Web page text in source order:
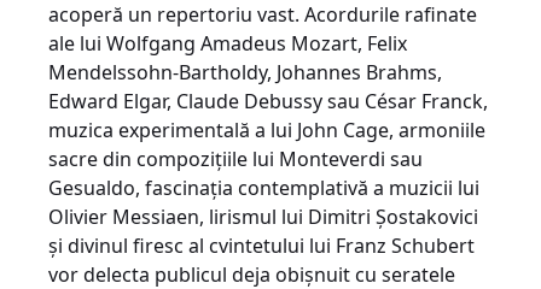
acoperă un repertoriu vast. Acordurile rafinate
ale lui Wolfgang Amadeus Mozart, Felix
Mendelssohn-Bartholdy, Johannes Brahms,
Edward Elgar, Claude Debussy sau César Franck,
muzica experimentală a lui John Cage, armoniile
sacre din compozițiile lui Monteverdi sau
Gesualdo, fascinația contemplativă a muzicii lui
Olivier Messiaen, lirismul lui Dimitri Șostakovici
și divinul firesc al cvintetului lui Franz Schubert
vor delecta publicul deja obișnuit cu seratele